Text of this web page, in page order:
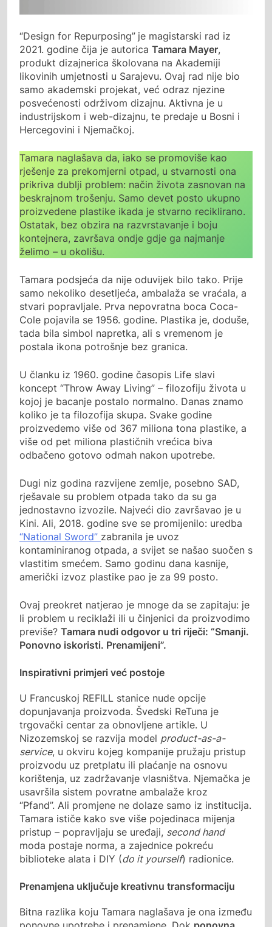
“Design for Repurposing” je magistarski rad iz
2021. godine čija je autorica Tamara Mayer,
produkt dizajnerica školovana na Akademiji
likovinih umjetnosti u Sarajevu. Ovaj rad nije bio
samo akademski projekat, već odraz njezine
posvećenosti održivom dizajnu. Aktivna je u
industrijskom i web-dizajnu, te predaje u Bosni i
Hercegovini i Njemačkoj.
Tamara naglašava da, iako se promoviše kao
rješenje za prekomjerni otpad, u stvarnosti ona
prikriva dublji problem: način života zasnovan na
beskrajnom trošenju. Samo devet posto ukupno
proizvedene plastike ikada je stvarno reciklirano.
Ostatak, bez obzira na razvrstavanje i boju
kontejnera, završava ondje gdje ga najmanje
želimo – u okolišu.
Tamara podsjeća da nije oduvijek bilo tako. Prije
samo nekoliko desetljeća, ambalaža se vraćala, a
stvari popravljale. Prva nepovratna boca Coca-
Cole pojavila se 1956. godine. Plastika je, doduše,
tada bila simbol napretka, ali s vremenom je
postala ikona potrošnje bez granica.
U članku iz 1960. godine časopis Life slavi
koncept “Throw Away Living” – filozofiju života u
kojoj je bacanje postalo normalno. Danas znamo
koliko je ta filozofija skupa. Svake godine
proizvedemo više od 367 miliona tona plastike, a
više od pet miliona plastičnih vrećica biva
odbačeno gotovo odmah nakon upotrebe.
Dugi niz godina razvijene zemlje, posebno SAD,
rješavale su problem otpada tako da su ga
jednostavno izvozile. Najveći dio završavao je u
Kini. Ali, 2018. godine sve se promijenilo: uredba
“National Sword” zabranila je uvoz
kontaminiranog otpada, a svijet se našao suočen s
vlastitim smećem. Samo godinu dana kasnije,
američki izvoz plastike pao je za 99 posto.
Ovaj preokret natjerao je mnoge da se zapitaju: je
li problem u reciklaži ili u činjenici da proizvodimo
previše? Tamara nudi odgovor u tri riječi: “Smanji.
Ponovno iskoristi. Prenamijeni”.
Inspirativni primjeri već postoje
U Francuskoj REFILL stanice nude opcije
dopunjavanja proizvoda. Švedski ReTuna je
trgovački centar za obnovljene artikle. U
Nizozemskoj se razvija model product-as-a-
service, u okviru kojeg kompanije pružaju pristup
proizvodu uz pretplatu ili plaćanje na osnovu
korištenja, uz zadržavanje vlasništva. Njemačka je
usavršila sistem povratne ambalaže kroz
“Pfand”. Ali promjene ne dolaze samo iz institucija.
Tamara ističe kako sve više pojedinaca mijenja
pristup – popravljaju se uređaji, second hand
moda postaje norma, a zajednice pokreću
biblioteke alata i DIY (do it yourself) radionice.
Prenamjena uključuje kreativnu transformaciju
Bitna razlika koju Tamara naglašava je ona između